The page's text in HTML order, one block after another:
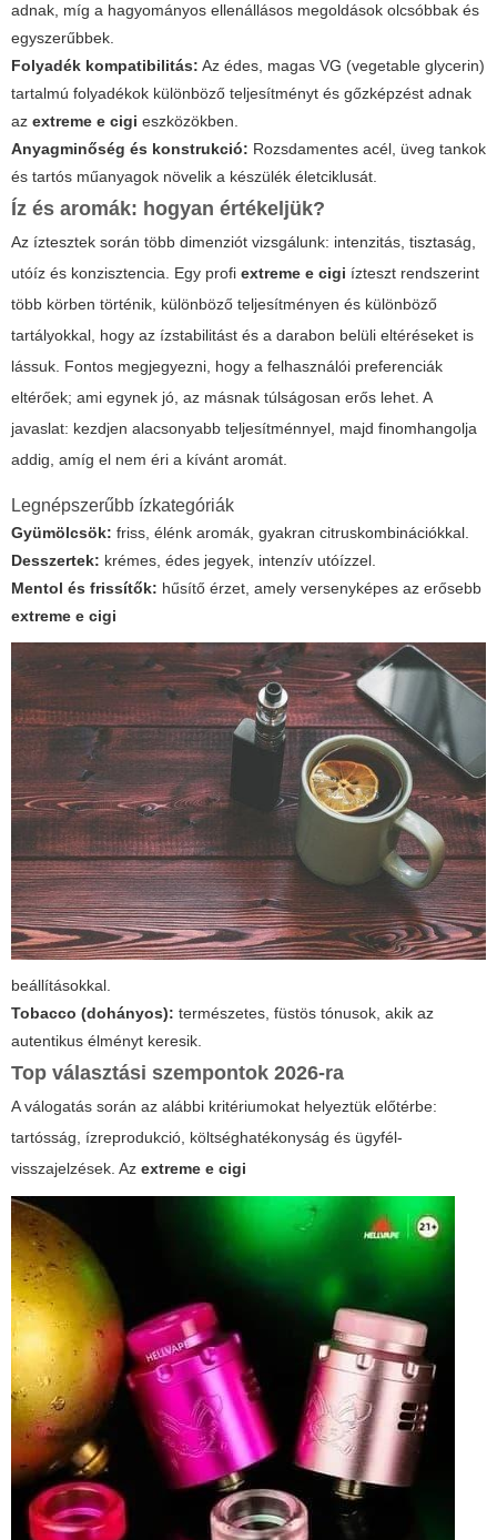
adnak, míg a hagyományos ellenállásos megoldások olcsóbbak és
egyszerűbbek.
Folyadék kompatibilitás: Az édes, magas VG (vegetable glycerin)
tartalmú folyadékok különböző teljesítményt és gőzképzést adnak
az extreme e cigi eszközökben.
Anyagminőség és konstrukció: Rozsdamentes acél, üveg tankok
és tartós műanyagok növelik a készülék életciklusát.
Íz és aromák: hogyan értékeljük?
Az íztesztek során több dimenziót vizsgálunk: intenzitás, tisztaság,
utóíz és konzisztencia. Egy profi extreme e cigi ízteszt rendszerint
több körben történik, különböző teljesítményen és különböző
tartályokkal, hogy az ízstabilitást és a darabon belüli eltéréseket is
lássuk. Fontos megjegyezni, hogy a felhasználói preferenciák
eltérőek; ami egynek jó, az másnak túlságosan erős lehet. A
javaslat: kezdjen alacsonyabb teljesítménnyel, majd finomhangolja
addig, amíg el nem éri a kívánt aromát.
Legnépszerűbb ízkategóriák
Gyümölcsök: friss, élénk aromák, gyakran citruskombinációkkal.
Desszertek: krémes, édes jegyek, intenzív utóízzel.
Mentol és frissítők: hűsítő érzet, amely versenyképes az erősebb
extreme e cigi
beállításokkal.
Tobacco (dohányos): természetes, füstös tónusok, akik az
autentikus élményt keresik.
Top választási szempontok 2026-ra
A válogatás során az alábbi kritériumokat helyeztük előtérbe:
tartósság, ízreprodukció, költséghatékonyság és ügyfél-
visszajelzések. Az extreme e cigi